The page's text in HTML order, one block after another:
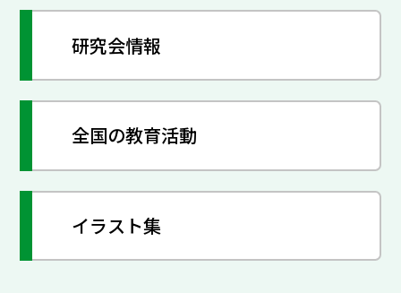
研究会情報
全国の教育活動
イラスト集